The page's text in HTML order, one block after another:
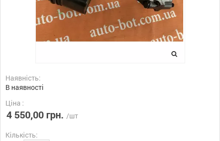
Наявність:
В наявності
Ціна :
4 550,00 грн. /шт
Кількість: